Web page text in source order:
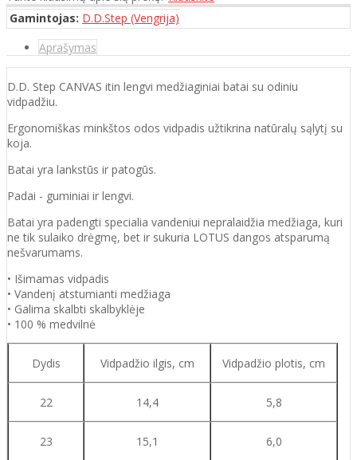
Gamintojas: D.D.Step (Vengrija)
Aprašymas
D.D. Step CANVAS itin lengvi medžiaginiai batai su odiniu
vidpadžiu.
Ergonomiškas minkštos odos vidpadis užtikrina natūralų sąlytį su
koja.
Batai yra lankstūs ir patogūs.
Padai - guminiai ir lengvi.
Batai yra padengti specialia vandeniui nepralaidžia medžiaga, kuri
ne tik sulaiko drėgmę, bet ir sukuria LOTUS dangos atsparumą
nešvarumams.
• Išimamas vidpadis
• Vandenį atstumianti medžiaga
• Galima skalbti skalbyklėje
• 100 % medvilnė
Dydis Vidpadžio ilgis, cm Vidpadžio plotis, cm
22 14,4 5,8
23 15,1 6,0